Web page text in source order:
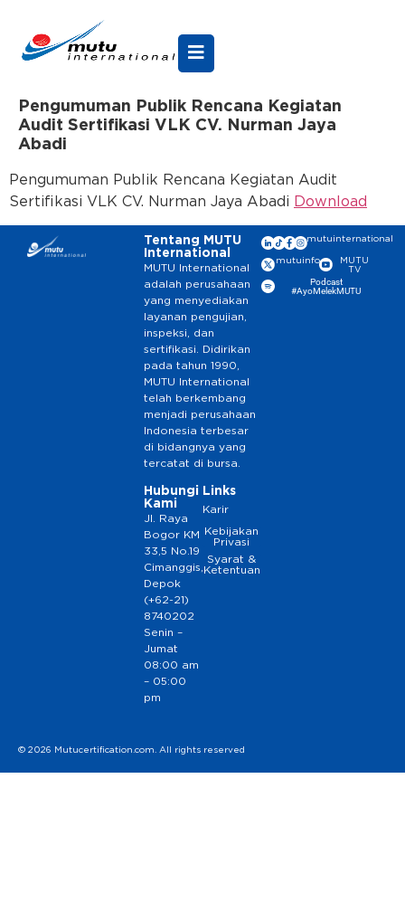
Pengumuman Publik Rencana Kegiatan
Audit Sertifikasi VLK CV. Nurman Jaya
Abadi
Pengumuman Publik Rencana Kegiatan Audit
Sertifikasi VLK CV. Nurman Jaya Abadi Download
Tentang MUTU
International
MUTU International
adalah perusahaan
yang menyediakan
layanan pengujian,
inspeksi, dan
sertifikasi. Didirikan
pada tahun 1990,
MUTU International
telah berkembang
menjadi perusahaan
Indonesia terbesar
di bidangnya yang
tercatat di bursa.
Hubungi
Kami
Jl. Raya
Bogor KM
33,5 No.19
Cimanggis,
Depok
(+62-21)
8740202
Senin –
Jumat
08:00 am
– 05:00
pm
Links
Karir
Kebijakan
Privasi
Syarat &
Ketentuan
mutuinternational
mutuinfo
MUTU
TV
Podcast
#AyoMelekMUTU
© 2026 Mutucertification.com. All rights reserved